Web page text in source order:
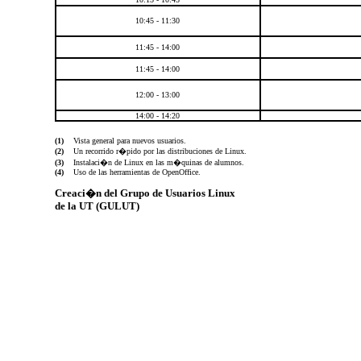
10:45 - 11:30
11:45 - 14:00
11:45 - 14:00
12:00 - 13:00
14:00 - 14:20
(1)Vista general para nuevos usuarios.
(2)Un recorrido r�pido por las distribuciones de Linux.
(3)Instalaci�n de Linux en las m�quinas de alumnos.
(4)Uso de las herramientas de OpenOffice.
Creaci�n del Grupo de Usuarios Linux
de la UT (GULUT)